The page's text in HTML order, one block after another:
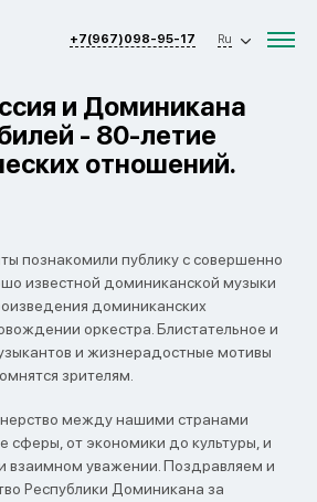
+7(967)098-95-17 Ru
и Доминикана
- 80-летие
отношений.
познакомили публику с совершенно
известной доминиканской музыки
доминиканских
оркестра. Блистательное и
и жизнерадостные мотивы
зрителям.
между нашими странами
сферы, от экономики до культуры, и
взаимном уважении. Поздравляем и
Республики Доминикана за